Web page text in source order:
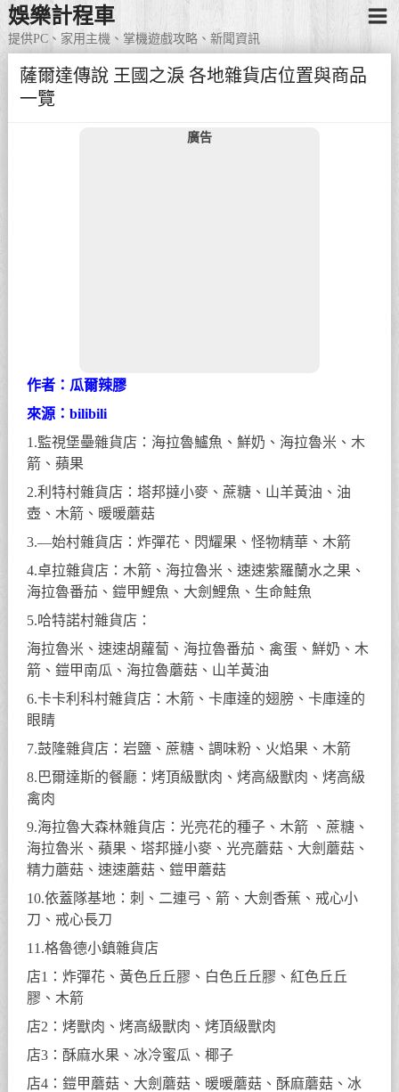
娛樂計程車
提供PC、家用主機、掌機遊戲攻略、新聞資訊
薩爾達傳說 王國之淚 各地雜貨店位置與商品
一覽
廣告
作者：瓜爾辣膠
來源：bilibili
1.監視堡壘雜貨店：海拉魯鱸魚、鮮奶、海拉魯米、木
箭、蘋果
2.利特村雜貨店：塔邦撻小麥、蔗糖、山羊黃油、油
壺、木箭、暖暖蘑菇
3.—始村雜貨店：炸彈花、閃耀果、怪物精華、木箭
4.卓拉雜貨店：木箭、海拉魯米、速速紫羅蘭水之果、
海拉魯番茄、鎧甲鯉魚、大劍鯉魚、生命鮭魚
5.哈特諾村雜貨店：
海拉魯米、速速胡蘿蔔、海拉魯番茄、禽蛋、鮮奶、木
箭、鎧甲南瓜、海拉魯蘑菇、山羊黃油
6.卡卡利科村雜貨店：木箭、卡庫達的翅膀、卡庫達的
眼睛
7.鼓隆雜貨店：岩鹽、蔗糖、調味粉、火焰果、木箭
8.巴爾達斯的餐廳：烤頂級獸肉、烤高級獸肉、烤高級
禽肉
9.海拉魯大森林雜貨店：光亮花的種子、木箭 、蔗糖、
海拉魯米、蘋果、塔邦撻小麥、光亮蘑菇、大劍蘑菇、
精力蘑菇、速速蘑菇、鎧甲蘑菇
10.依蓋隊基地：刺、二連弓、箭、大劍香蕉、戒心小
刀、戒心長刀
11.格魯德小鎮雜貨店
店1：炸彈花、黃色丘丘膠、白色丘丘膠、紅色丘丘
膠、木箭
店2：烤獸肉、烤高級獸肉、烤頂級獸肉
店3：酥麻水果、冰冷蜜瓜、椰子
店4：鎧甲蘑菇、大劍蘑菇、暖暖蘑菇、酥麻蘑菇、冰